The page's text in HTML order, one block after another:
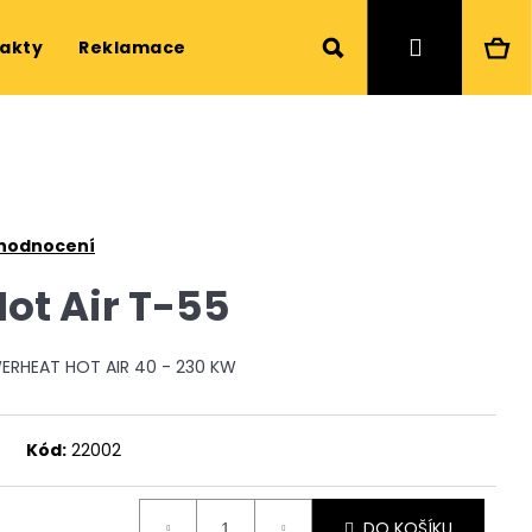
Reklamace a servis WebHledat
Air T-55
HOT AIR 40 - 230 KW
Kód: 22002